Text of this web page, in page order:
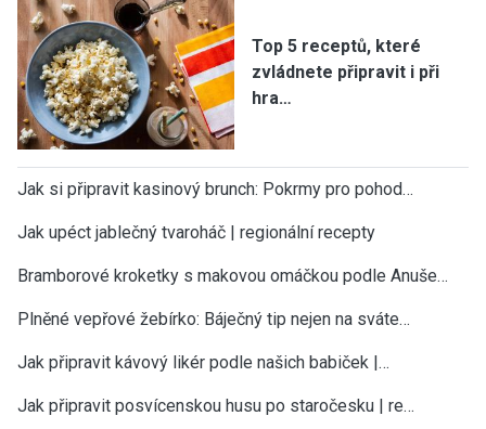
Top 5 receptů, které
zvládnete připravit i při
hra…
Jak si připravit kasinový brunch: Pokrmy pro pohod…
Jak upéct jablečný tvaroháč | regionální recepty
Bramborové kroketky s makovou omáčkou podle Anuše…
Plněné vepřové žebírko: Báječný tip nejen na sváte…
Jak připravit kávový likér podle našich babiček |…
Jak připravit posvícenskou husu po staročesku | re…